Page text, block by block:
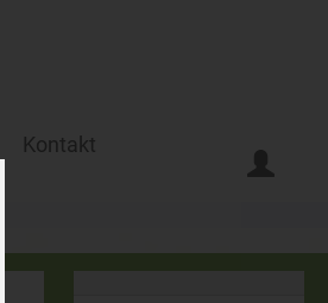
Kontakt